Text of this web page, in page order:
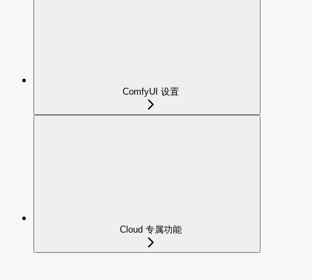
ComfyUI 设置
Cloud 专属功能